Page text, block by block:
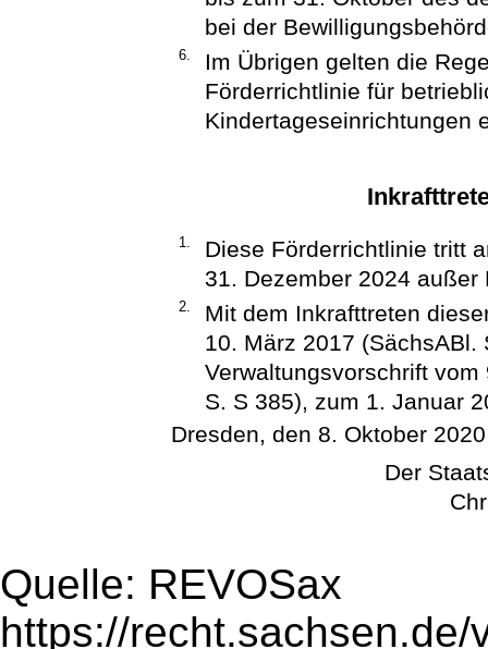
bei der
6.
Im Übrigen gelten die
Förderrichtlinie für
Kindertageseinrichtungen
1.
Diese Förderrichtlinie tritt
31. Dezember 2024 außer
2.
Mit dem Inkrafttreten
10. März 2017
Verwaltungsvorschrift
S. S 385), zum 1. Januar
Dresden, den 8. Oktober 2020
Der
Quelle: REVOSax
https://